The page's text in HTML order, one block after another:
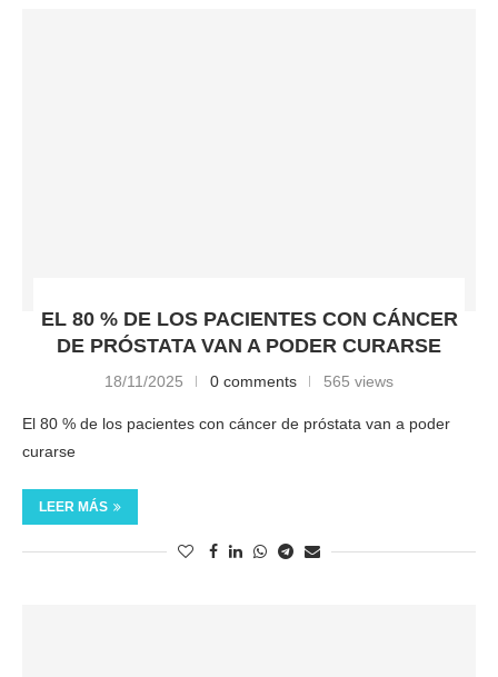
EL 80 % DE LOS PACIENTES CON CÁNCER
DE PRÓSTATA VAN A PODER CURARSE
18/11/2025 0 comments 565 views
El 80 % de los pacientes con cáncer de próstata van a poder
curarse
LEER MÁS